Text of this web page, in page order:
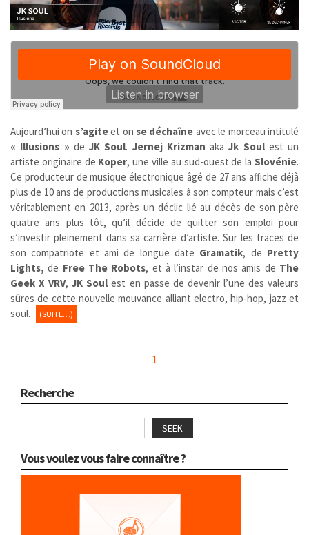
Aujourd’hui on s’agiteet onse déchaîne avec le morceau intitulé
« Illusions » de JK Soul. Jernej Krizman akaJk Soulest un
artiste originaire de Koper, une ville au sud-ouest de laSlovénie.
Ce producteur de musique électronique âgé de 27 ans affiche déjà
plus de 10 ans de productions musicales à son compteur mais c’est
véritablement en 2013, après un déclic lié au décès de son père
quatre ans plus tôt, qu’il décide de quitter son emploi pour
s’investir pleinement dans sa carrière d’artiste. Sur les traces de
son compatriote et ami de longue date Gramatik, de Pretty
Lights,de Free The Robots, et à l’instar de nos amis de The
Geek X VRV,JK Soul est en passe de devenir l’une des valeurs
sûres de cette nouvelle mouvance alliant electro, hip-hop, jazz et
soul.
(SUITE…)
1
Recherche
SEEK
Vous voulez vous faire connaître ?